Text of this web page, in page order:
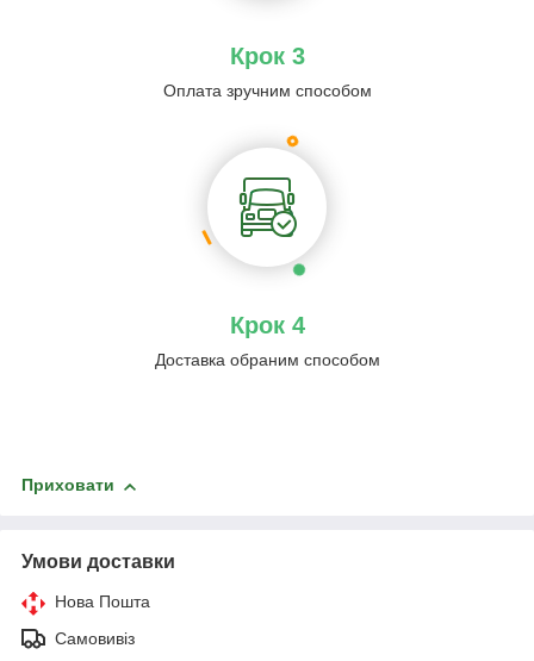
Крок 3
Оплата зручним способом
Крок 4
Доставка обраним способом
Приховати
Умови доставки
Нова Пошта
Самовивіз